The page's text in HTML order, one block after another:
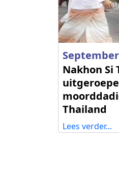
September
Nakhon Si
Thailand
Lees verder...